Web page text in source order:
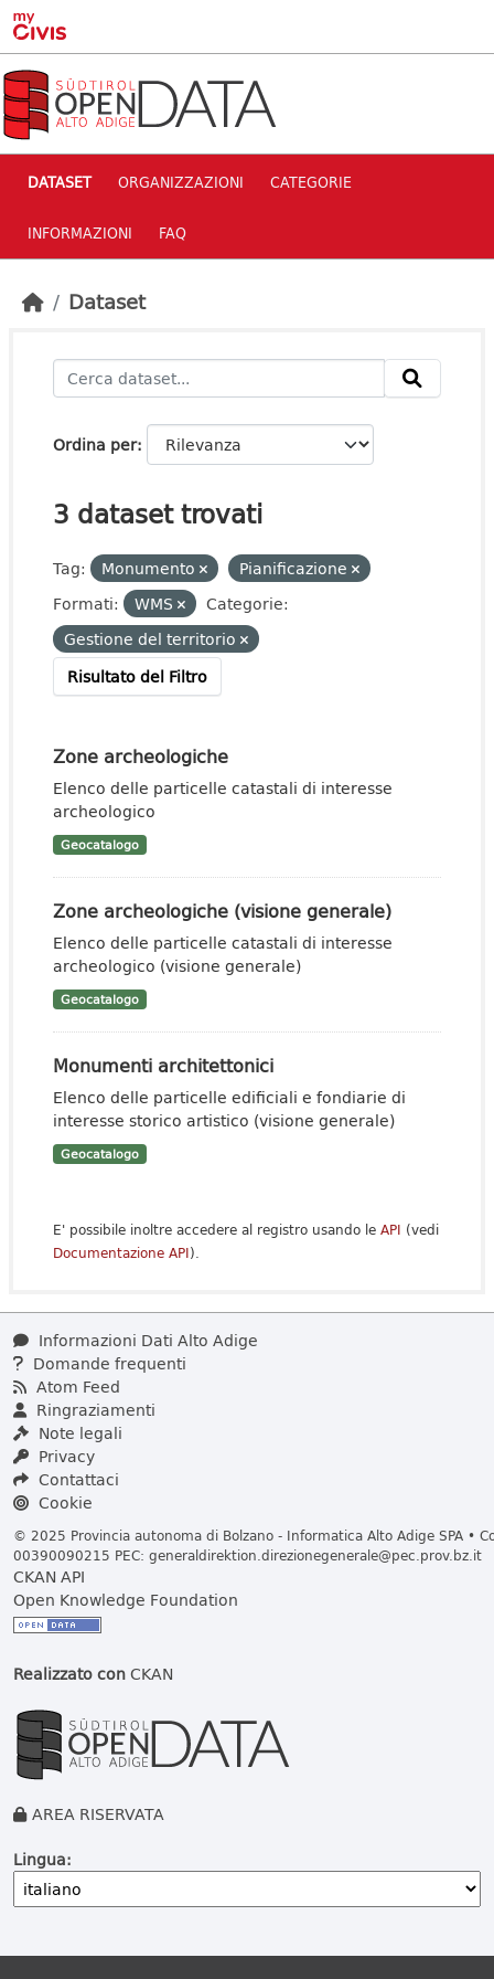
Skip to main content
DATASET ORGANIZZAZIONI CATEGORIE
INFORMAZIONI FAQ
Dataset
Ordina per
3 dataset trovati
Tag: Monumento
Pianificazione
Formati:
WMS
Categorie:
Gestione del territorio
Risultato del Filtro
Zone archeologiche
Elenco delle particelle catastali di interesse
archeologico
Geocatalogo
Zone archeologiche (visione generale)
Elenco delle particelle catastali di interesse
archeologico (visione generale)
Geocatalogo
Monumenti architettonici
Elenco delle particelle edificiali e fondiarie di
interesse storico artistico (visione generale)
Geocatalogo
E' possibile inoltre accedere al registro usando le API (vedi
Documentazione API).
Informazioni Dati Alto Adige
Domande frequenti
Atom Feed
Ringraziamenti
Note legali
Privacy
Contattaci
Cookie
© 2025 Provincia autonoma di Bolzano - Informatica Alto Adige SPA •
00390090215 PEC: generaldirektion.direzionegenerale@pec.prov.bz.it
CKAN API
Open Knowledge Foundation
Realizzato conCKAN
AREA RISERVATA
Lingua